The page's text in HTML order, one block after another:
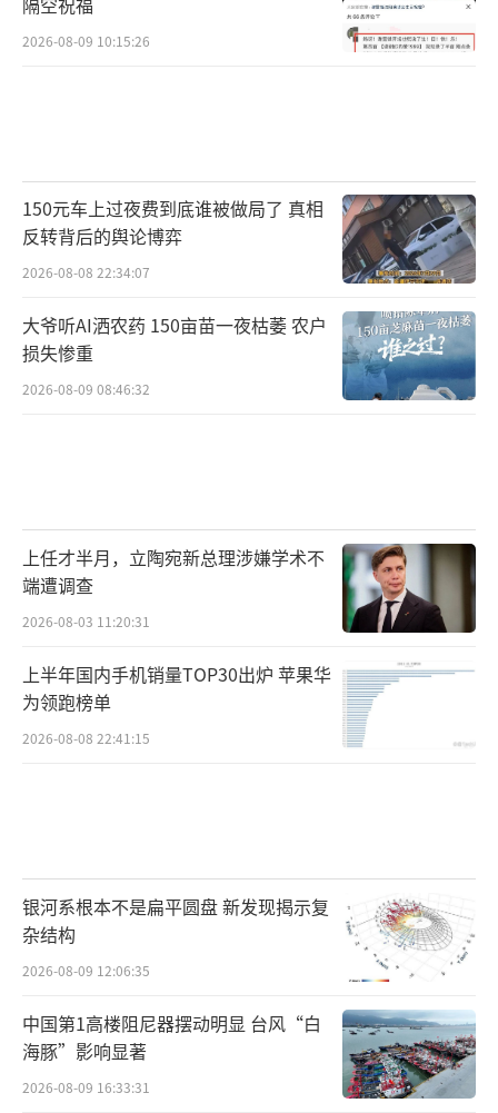
的空档。另外，周转快、库存少也是影响鸡蛋
蛋价格走高提供了持续动力。
在上述多种因素叠加影响下，今年鸡蛋供
应随之减少，驱动鸡蛋价格上涨。鸡蛋价格持
续上涨，去年亏损已久的蛋鸡养殖端也迎来较
好盈利水平。若按照饲料成本计算，蛋鸡养殖
端利润在2元/斤左右；按照综合成本计算，蛋
鸡养殖利润水平达到近10年同期最高。
目前鸡蛋供应紧张仍在持续。鸡蛋价格上
涨后，多数蛋鸡养殖户补栏积极性较高，但也
看，短期内市场对鸡蛋需求仍在持续。端午假
期临近，商超、电商节日促销，加大鸡蛋补货
备货力度。在供应有限、库存量不大、中小码
端午备货结束后，市场支撑逻辑消退，鸡
蛋供需相对紧张的局面预计在9月以后有所好
转，鸡蛋价格或将下滑。6月、7月上旬南方大
范围进入梅雨季节，鸡蛋储存难度上升，市场
进入传统消费淡季，贸易商按需少量拿货，此
时供需关系会有所好转。结合历年梅雨期价格
波动规律以及当前现货基本面综合研判，蛋价
2026-08-09 10:15:26
150元车上过夜费到底谁被做局了 真相
反转背后的舆论博弈
2026-08-08 22:34:07
大爷听AI洒农药 150亩苗一夜枯萎 农户
损失惨重
2026-08-09 08:46:32
上任才半月，立陶宛新总理涉嫌学术不
端遭调查
2026-08-03 11:20:31
上半年国内手机销量TOP30出炉 苹果华
为领跑榜单
2026-08-08 22:41:15
银河系根本不是扁平圆盘 新发现揭示复
杂结构
2026-08-09 12:06:35
中国第1高楼阻尼器摆动明显 台风“白
海豚”影响显著
2026-08-09 16:33:31